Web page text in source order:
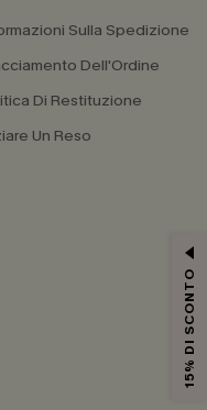
Sulla Spedizione
Dell'Ordine
Di Restituzione
Un Reso
15% DI SCONTO